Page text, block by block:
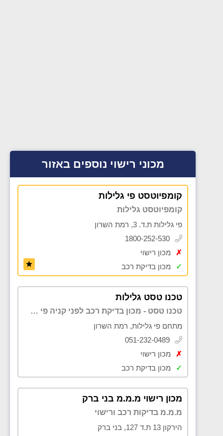
מכוני רישוי נוספים באזור
קומפיוטסט פי גלילות
קומפיוטסט גלילות
פי גלילות ת.ד. 3, רמת השרון
1800-252-530
✗
מכון רישוי
✓
מכון בדיקת רכב
טכנו טסט גלילות
טכנו טסט - מכון בדיקת רכב לפני קניה פי גלילות
מתחם פי גלילות, רמת השרון
051-232-0489
✗
מכון רישוי
✓
מכון בדיקת רכב
מכון רישוי מ.מ.מ בני ברק
מ.מ.מ בדיקות רכב ורישוי
הירקון 13 ת.ד 127, בני ברק